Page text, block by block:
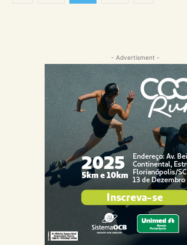
- Advertisment -